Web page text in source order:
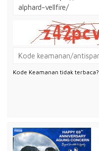
Kode Keamanan tidak terbaca?